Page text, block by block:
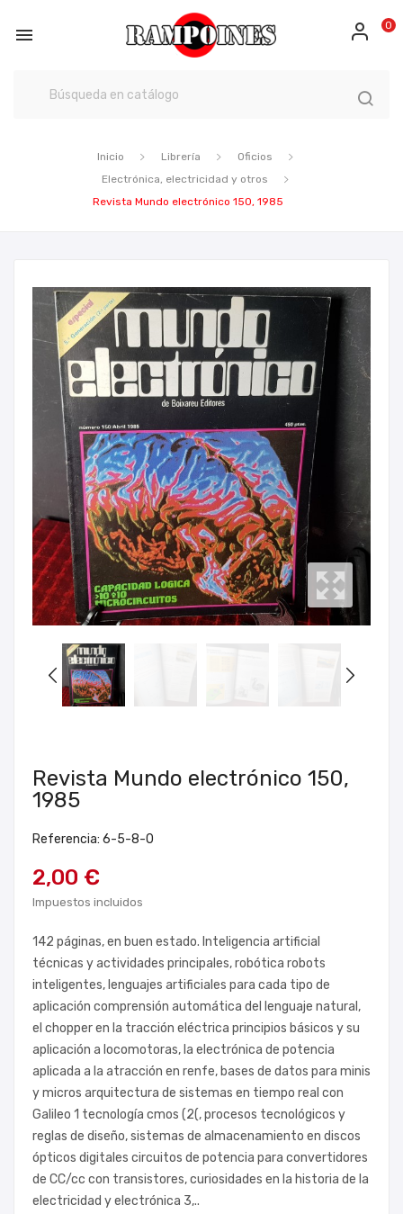
 0
Inicio Librería
Oficios
Electrónica, electricidad y otros
Revista Mundo electrónico 150, 1985
Revista Mundo electrónico 150,
1985
Referencia: 6-5-8-0
2,00 €
Impuestos incluidos
142 páginas, en buen estado. Inteligencia artificial
técnicas y actividades principales, robótica robots
inteligentes, lenguajes artificiales para cada tipo de
aplicación comprensión automática del lenguaje natural,
el chopper en la tracción eléctrica principios básicos y su
aplicación a locomotoras, la electrónica de potencia
aplicada a la atracción en renfe, bases de datos para minis
y micros arquitectura de sistemas en tiempo real con
Galileo 1 tecnología cmos (2(, procesos tecnológicos y
reglas de diseño, sistemas de almacenamiento en discos
ópticos digitales circuitos de potencia para convertidores
de CC/cc con transistores, curiosidades en la historia de la
electricidad y electrónica 3,..